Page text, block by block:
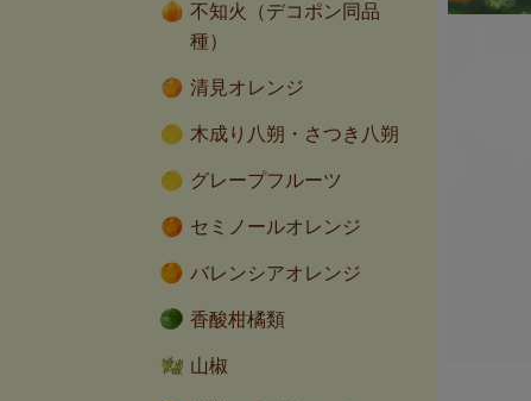
不知火（デコポン同品
種）
清見オレンジ
木成り八朔・さつき八朔
グレープフルーツ
セミノールオレンジ
バレンシアオレンジ
香酸柑橘類
山椒